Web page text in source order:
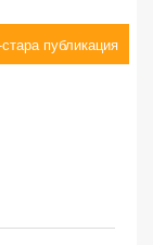
публикация